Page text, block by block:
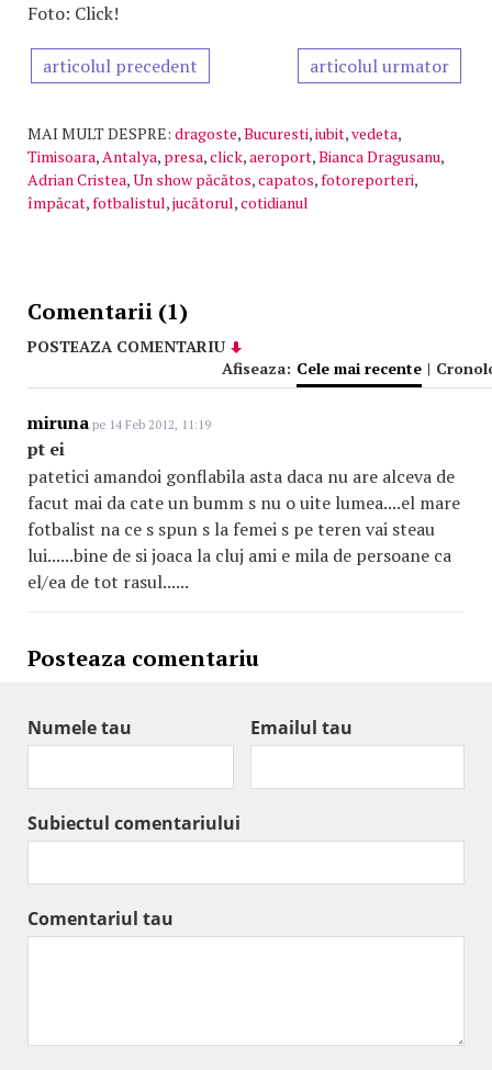
Foto: Click!
articolul precedent articolul urmator
MAI MULT DESPRE: dragoste,Bucuresti,iubit,vedeta,
Timisoara,Antalya, presa,click,aeroport,Bianca Dragusanu,
Adrian Cristea,Un show păcătos,capatos,fotoreporteri,
împăcat,fotbalistul,jucătorul,cotidianul
Comentarii (1)
POSTEAZA COMENTARIU
Afiseaza: Cele mai recente |
miruna pe 14 Feb 2012, 11:19
pt ei
patetici amandoi gonflabila asta daca nu are alceva de
facut mai da cate un bumm s nu o uite lumea....el mare
fotbalist na ce s spun s la femei s pe teren vai steau
lui......bine de si joaca la cluj ami e mila de persoane ca
el/ea de tot rasul......
Posteaza comentariu
Numele tau Emailul tau
Subiectul comentariului
Comentariul tau